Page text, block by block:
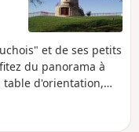
et de ses petits
du panorama à
table d'orientation,
de la